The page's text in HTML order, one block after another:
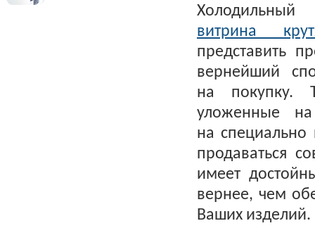
витрина
представить
вернейший
на покупку.
уложенные
на специально
продаваться
имеет
вернее, чем
Ваших изделий.